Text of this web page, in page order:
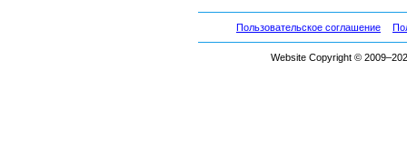
Пользовательское соглашение
Website Copyright ©